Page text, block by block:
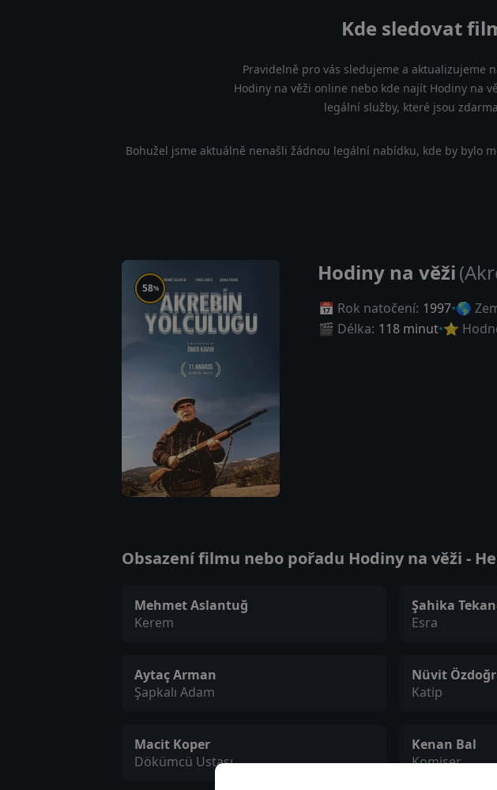
Kde sledovat
Pravidelně pro vás sledujeme a aktualizujeme
Hodiny na věži online nebo kde najít Hodiny na
legální služby, které jsou
Bohužel jsme aktuálně nenašli žádnou legální nabídku, kde by bylo
58%
Hodiny na věži
📅 Rok natočení: 1997 🌎
🎬 Délka: 118 minut ⭐
Obsazení filmu nebo pořadu Hodiny na věži -
Mehmet Aslantuğ
Kerem
Şahika
Esra
Aytaç Arman
Şapkalı Adam
Nüvit
Katip
Macit Koper
Dökümcü Ustası
Kenan Bal
Komiser